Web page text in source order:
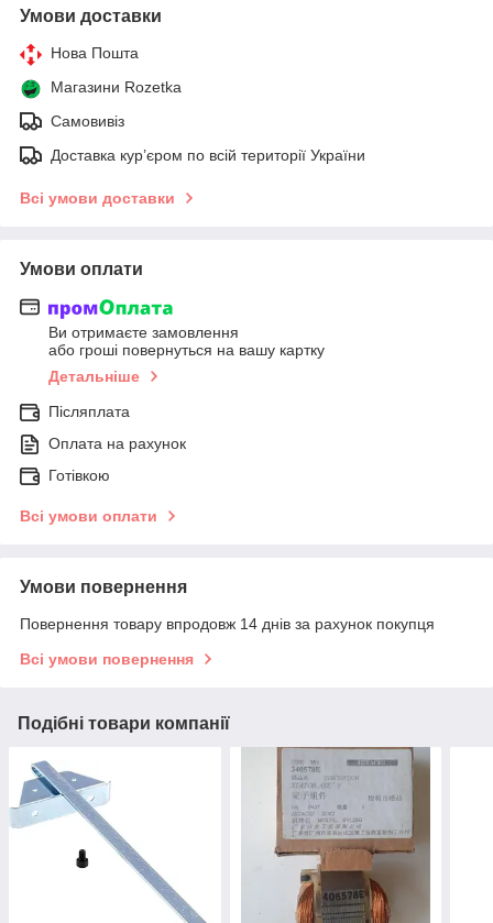
Умови доставки
Нова Пошта
Магазини Rozetka
Самовивіз
Доставка кур’єром по всій території України
Всі умови доставки
Умови оплати
Ви отримаєте замовлення
або гроші повернуться на вашу картку
Детальніше
Післяплата
Оплата на рахунок
Готівкою
Всі умови оплати
Умови повернення
Повернення товару впродовж 14 днів за рахунок покупця
Всі умови повернення
Подібні товари компанії